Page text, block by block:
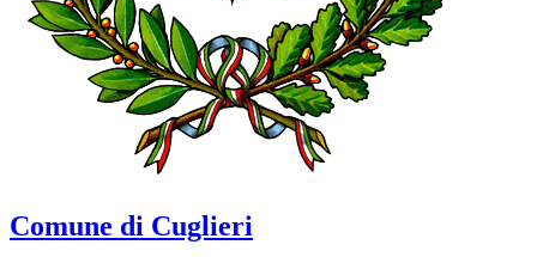
Comune di Cuglieri